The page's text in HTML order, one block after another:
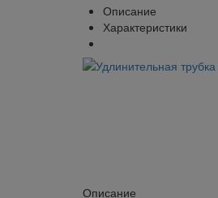
Описание
Характеристики
Описание